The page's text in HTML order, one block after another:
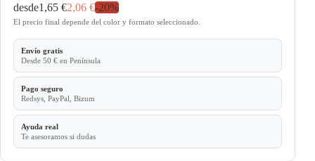
desde1,65 €2,06 €-20%
El precio final depende del color y formato seleccionado.
Envío gratis
Desde 50 € en Península
Pago seguro
Redsys, PayPal, Bizum
Ayuda real
Te asesoramos si dudas